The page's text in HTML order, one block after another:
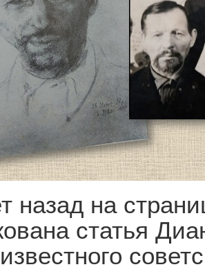
назад на
статья